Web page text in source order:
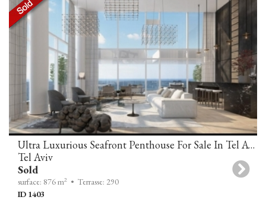
Ultra Luxurious Seafront Penthouse For Sale In Tel Aviv
Tel Aviv
Sold
surface: 876 m2 • Terrasse: 290
ID 1403